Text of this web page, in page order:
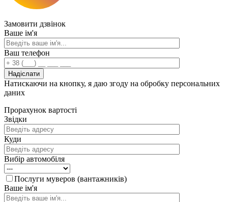
Замовити дзвінок
Ваше ім'я
Ваш телефон
Натискаючи на кнопку, я даю згоду на обробку персональних
даних
Прорахунок вартості
Звідки
Куди
Вибір автомобіля
Послуги муверов (вантажників)
Ваше ім'я